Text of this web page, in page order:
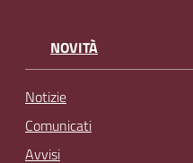
NOVITÀ
Notizie
Comunicati
Avvisi